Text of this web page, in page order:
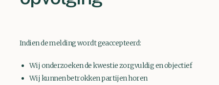
Indien de melding wordt geaccepteerd:
Wij onderzoeken de kwestie zorgvuldig en objectief
Wij kunnen betrokken partijen horen